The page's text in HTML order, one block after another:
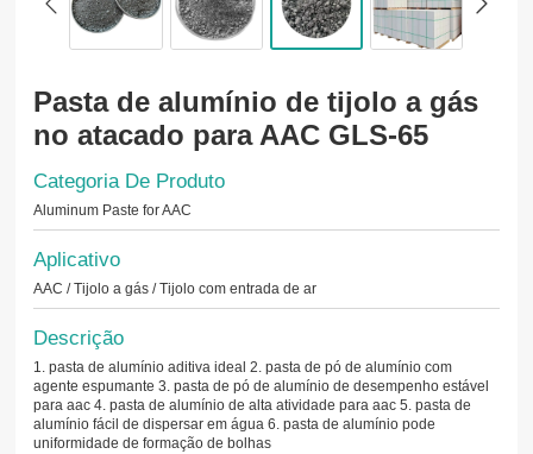
Pasta de alumínio de tijolo a gás
no atacado para AAC GLS-65
Categoria De Produto
Aluminum Paste for AAC
Aplicativo
AAC / Tijolo a gás / Tijolo com entrada de ar
Descrição
1. pasta de alumínio aditiva ideal 2. pasta de pó de alumínio com
agente espumante 3. pasta de pó de alumínio de desempenho estável
para aac 4. pasta de alumínio de alta atividade para aac 5. pasta de
alumínio fácil de dispersar em água 6. pasta de alumínio pode
uniformidade de formação de bolhas